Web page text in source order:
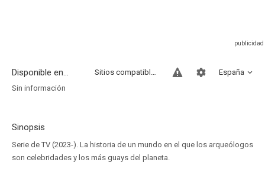
Disponible en... España
Sitios compatibles
Sin información
Sinopsis
Serie de TV (2023-). La historia de un mundo en el que los arqueólogos
son celebridades y los más guays del planeta.